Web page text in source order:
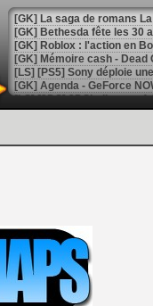
[GK] Bethesda fête les 30
[GK] Roblox : l'action en
[GK] Agenda - GeForce
[GK] Devolver Digital en a
[LS] [PS5] ps5-y2jb-
[GK] Pourquoi Marvel
[GK] Test : Restory : Chill
[GK] GTA 6 : Rockstar
[GK] Hot Wheels Infinite
[GK] Mémoire cash -
[GK] Résultats Nintendo :
[GK] Déjà des
[GK] Minecraft et ses «